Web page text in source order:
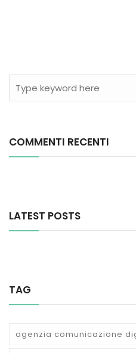
COMMENTI RECENTI
LATEST POSTS
TAG
agenzia comunicazione